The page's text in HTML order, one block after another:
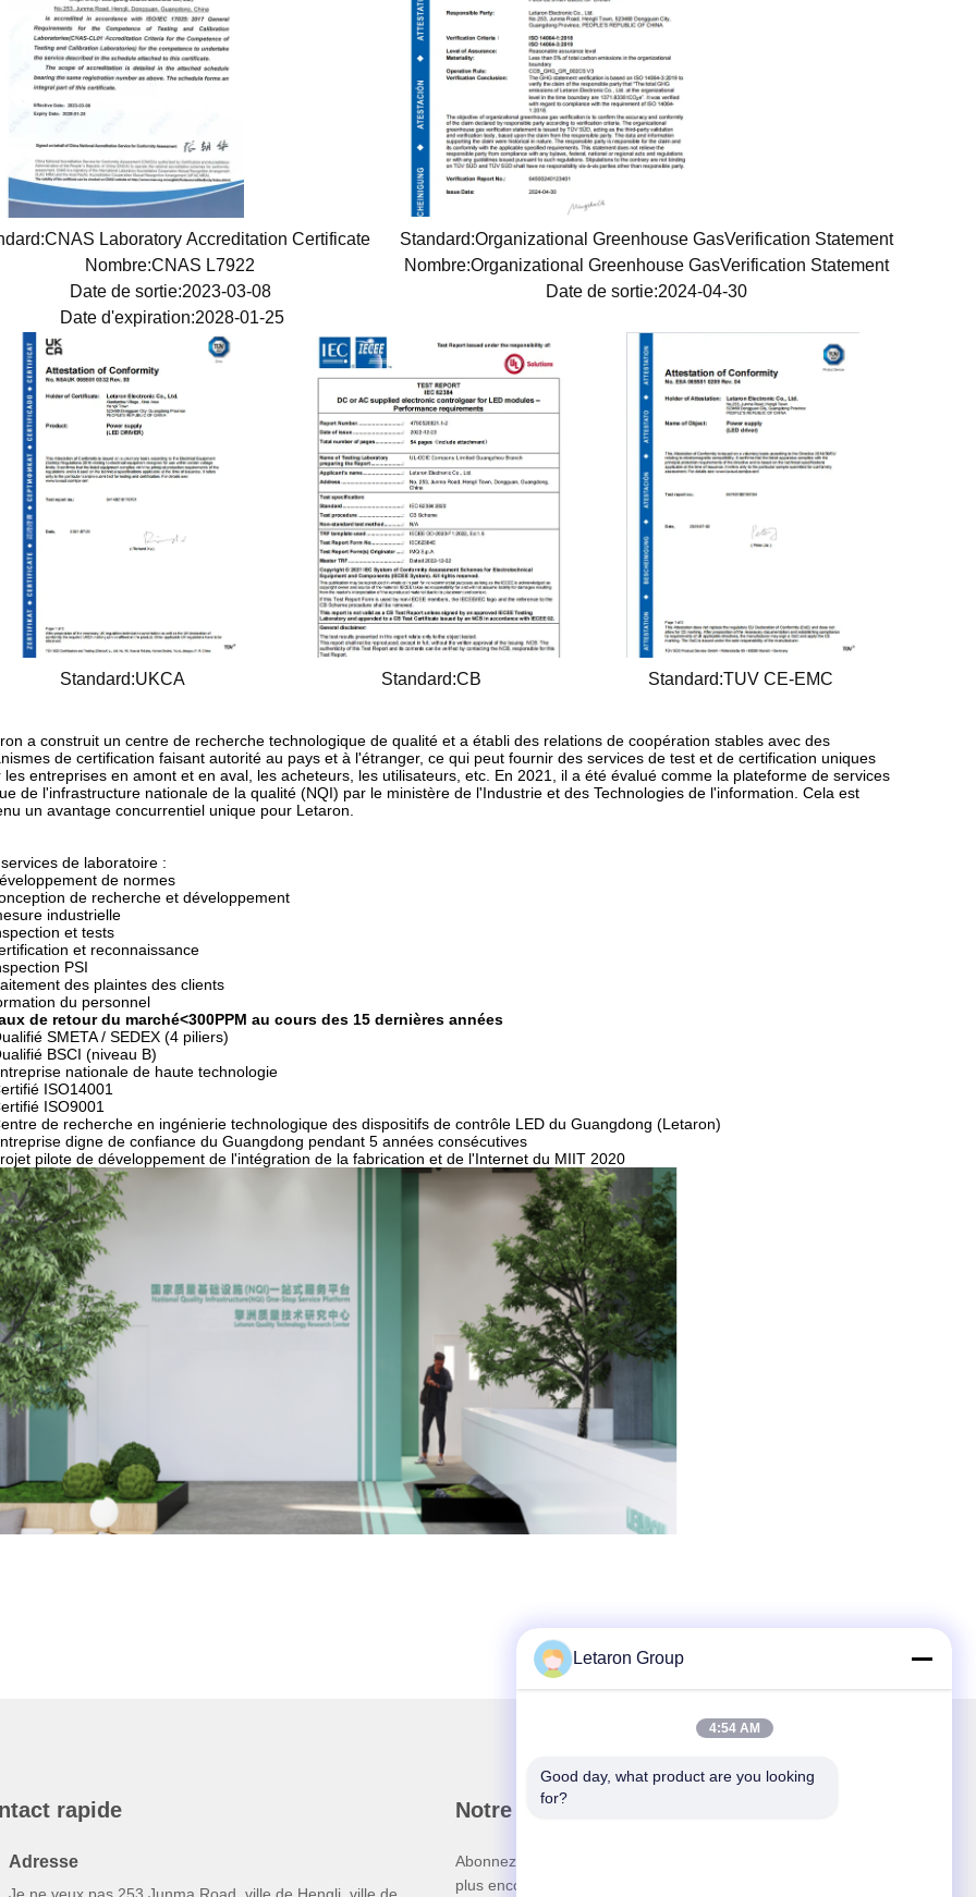
Laboratory Accreditation Certificate
Nombre:CNAS L7922
Date de sortie:2023-03-08
Date d'expiration:2028-01-25
Standard:Organizational Greenhouse GasVerification Statement
Nombre:Organizational Greenhouse GasVerification Statement
Date de sortie:2024-04-30
Standard:UKCA Standard:CB Standard:TUV CE-EMC
a construit un centre de recherche technologique de qualité et a établi des relations de coopération stables avec des
de certification faisant autorité au pays et à l'étranger, ce qui peut fournir des services de test et de certification uniques
les entreprises en amont et en aval, les acheteurs, les utilisateurs, etc. En 2021, il a été évalué comme la plateforme de services
de l'infrastructure nationale de la qualité (NQI) par le ministère de l'Industrie et des Technologies de l'information. Cela est
un avantage concurrentiel unique pour Letaron.
de laboratoire :
de normes
de recherche et développement
industrielle
et tests
et reconnaissance
PSI
des plaintes des clients
du personnel
de retour du marché<300PPM au cours des 15 dernières années
SMETA / SEDEX (4 piliers)
BSCI (niveau B)
nationale de haute technologie
ISO14001
ISO9001
de recherche en ingénierie technologique des dispositifs de contrôle LED du Guangdong (Letaron)
digne de confiance du Guangdong pendant 5 années consécutives
pilote de développement de l'intégration de la fabrication et de l'Internet du MIIT 2020
rapide
Adresse
Notre newsletter
Abonnez-vous à notre newsletter pour des réductions et
plus encore.
Letaron Group
4:54 AM
Good day, what product are you looking
for?